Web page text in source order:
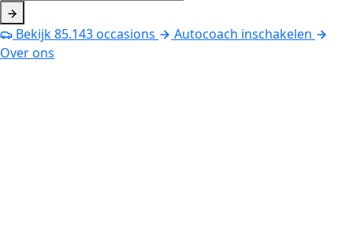
Bekijk85.143occasions
Autocoach inschakelen
Over ons